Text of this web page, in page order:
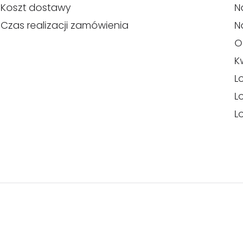
Koszt dostawy
Czas realizacji zamówienia